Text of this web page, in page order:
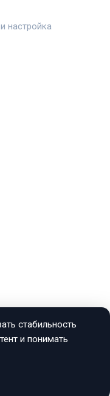
настройка
защищены.
стабильность
и понимать